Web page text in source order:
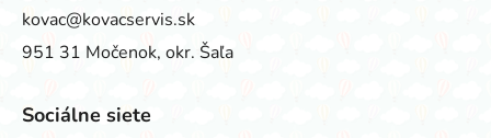
kovac@kovacservis.sk
951 31 Močenok, okr. Šaľa
Sociálne siete